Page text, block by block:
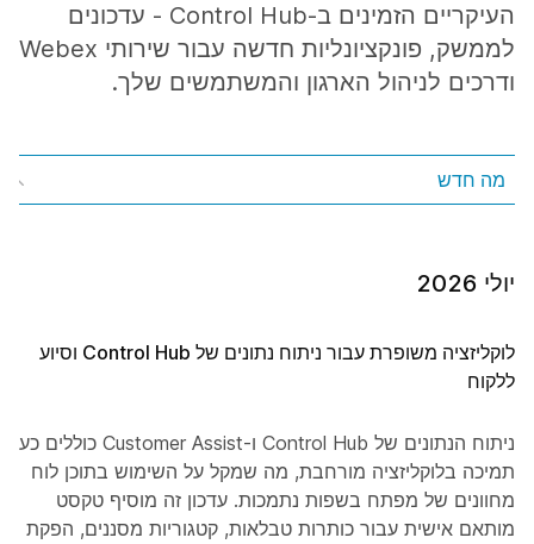
העיקריים הזמינים ב-Control Hub - עדכונים
לממשק, פונקציונליות חדשה עבור שירותי Webex
ודרכים לניהול הארגון והמשתמשים שלך.
מה חדש
יולי 2026
לוקליזציה משופרת עבור ניתוח נתונים של Control Hub וסיוע
ללקוח
ניתוח הנתונים של Control Hub ו-Customer Assist כוללים כעת
תמיכה בלוקליזציה מורחבת, מה שמקל על השימוש בתוכן לוח
מחוונים של מפתח בשפות נתמכות. עדכון זה מוסיף טקסט
מותאם אישית עבור כותרות טבלאות, קטגוריות מסננים, הפקת